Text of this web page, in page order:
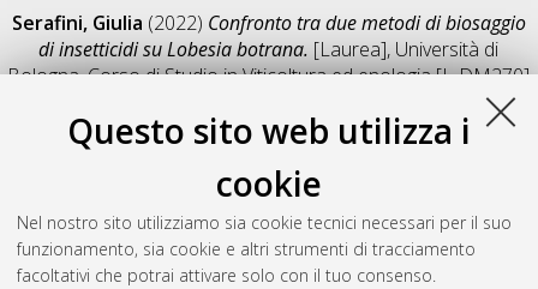
Questo sito web utilizza i
cookie
Nel nostro sito utilizziamo sia cookie tecnici necessari per il suo
funzionamento, sia cookie e altri strumenti di tracciamento
facoltativi che potrai attivare solo con il tuo consenso.
Serafini, Giulia (2022) Confronto tra due metodi di biosaggio
di insetticidi su Lobesia botrana. [Laurea], Università di
Bologna, Corso di Studio inViticoltura ed enologia [L-DM270]
Salva citazione
Condividi
Il full-text non è disponibile per scelta dell'autore. (
Abstract